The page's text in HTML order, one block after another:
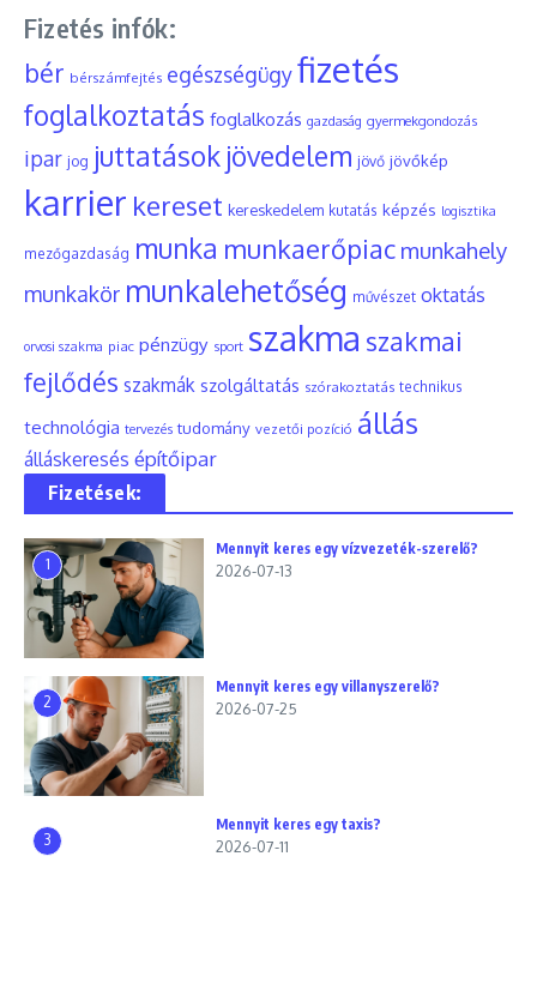
Fizetés infók:
bér bérszámfejtés egészségügyfizetés
foglalkoztatás foglalkozás gazdaság gyermekgondozás
ipar jog juttatások jövedelem jövő jövőkép
karrier kereset kereskedelem kutatás képzés logisztika
mezőgazdaság munka munkaerőpiac munkahely
munkakör munkalehetőség művészet oktatás
orvosi szakma piac pénzügy sport szakma szakmai
fejlődés szakmák szolgáltatás szórakoztatás technikus
technológia tervezés tudomány vezetői pozíció állás
álláskeresés építőipar
Fizetések:
1
Mennyit keres egy vízvezeték-szerelő?
2026-07-13
2
Mennyit keres egy villanyszerelő?
2026-07-25
3
Mennyit keres egy taxis?
2026-07-11